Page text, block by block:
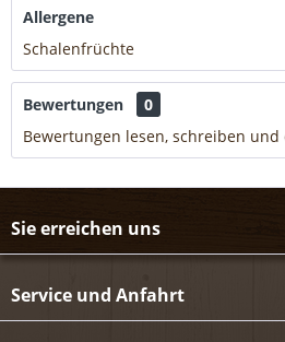
Allergene
Schalenfrüchte
Bewertungen
0
Bewertungen lesen, schreiben
Sie erreichen uns
Service und Anfahrt